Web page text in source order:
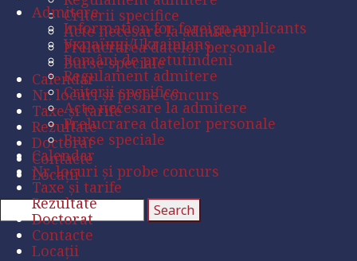
Criterii specifice
Acte necesare la admitere
Prelucrarea datelor personale
Burse speciale
Calendar
Nr. locuri și probe concurs
Taxe și tarife
Rezultate
Doctorat
Contacte
Locații
Admitere
Information for foreign applicants
Українці/Ukrainians
Români de pretutindeni
Regulament admitere
Criterii specifice
Acte necesare la admitere
Prelucrarea datelor personale
Burse speciale
Calendar
Nr. locuri și probe concurs
Taxe și tarife
Rezultate
Doctorat
Contacte
Locații